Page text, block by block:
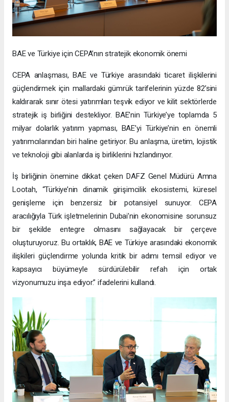
BAE ve Türkiye için CEPA’nın stratejik ekonomik önemi
CEPA anlaşması, BAE ve Türkiye arasındaki ticaret ilişkilerini
güçlendirmek için mallardaki gümrük tarifelerinin yüzde 82’sini
kaldırarak sınır ötesi yatırımları teşvik ediyor ve kilit sektörlerde
stratejik iş birliğini destekliyor. BAE’nin Türkiye’ye toplamda 5
milyar dolarlık yatırım yapması, BAE’yi Türkiye’nin en önemli
yatırımcılarından biri haline getiriyor. Bu anlaşma, üretim, lojistik
ve teknoloji gibi alanlarda iş birliklerini hızlandırıyor.
İş birliğinin önemine dikkat çeken DAFZ Genel Müdürü Amna
Lootah, “Türkiye’nin dinamik girişimcilik ekosistemi, küresel
genişleme için benzersiz bir potansiyel sunuyor. CEPA
aracılığıyla Türk işletmelerinin Dubai’nin ekonomisine sorunsuz
bir şekilde entegre olmasını sağlayacak bir çerçeve
oluşturuyoruz. Bu ortaklık, BAE ve Türkiye arasındaki ekonomik
ilişkileri güçlendirme yolunda kritik bir adımı temsil ediyor ve
kapsayıcı büyümeyle sürdürülebilir refah için ortak
vizyonumuzu inşa ediyor.” ifadelerini kullandı.